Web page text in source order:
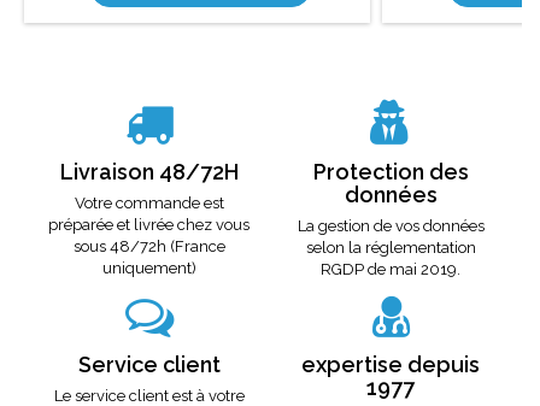
Livraison 48/72H
Votre commande est
préparée et livrée chez vous
sous 48/72h (France
uniquement)
Protection des
données
La gestion de vos données
selon la réglementation
RGDP de mai 2019.
Service client
Le service client est à votre
expertise depuis
1977